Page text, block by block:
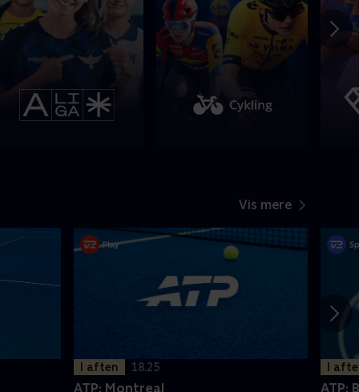
Vis mere
I aften 18.25
ATP: Montreal
I
ATP: